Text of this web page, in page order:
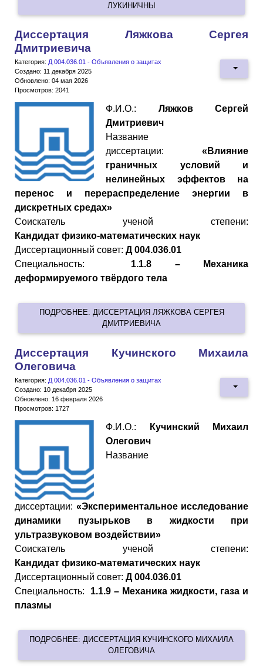
ЛУКИНИЧНЫ
Диссертация Ляжкова Сергея
Дмитриевича
Категория: Д 004.036.01 - Объявления о защитах
Создано: 11 декабря 2025
Обновлено: 04 мая 2026
Просмотров: 2041
Ф.И.О.: Ляжков Сергей
Дмитриевич
Название
диссертации: «Влияние
граничных условий и
нелинейных эффектов на
перенос и перераспределение энергии в
дискретных средах»
Cоискатель ученой степени:
Кандидат физико-математических наук
Диссертационный совет: Д 004.036.01
Специальность: 1.1.8 – Механика
деформируемого твёрдого тела
ПОДРОБНЕЕ: ДИССЕРТАЦИЯ ЛЯЖКОВА СЕРГЕЯ
ДМИТРИЕВИЧА
Диссертация Кучинского Михаила
Олеговича
Категория: Д 004.036.01 - Объявления о защитах
Создано: 10 декабря 2025
Обновлено: 16 февраля 2026
Просмотров: 1727
Ф.И.О.:
Кучинский Михаил
Олегович
Название
диссертации: «Экспериментальное исследование
динамики пузырьков в жидкости при
ультразвуковом воздействии»
Cоискатель ученой степени:
Кандидат физико-математических наук
Диссертационный совет: Д 004.036.01
Специальность: 1.1.9 – Механика жидкости, газа и
плазмы
ПОДРОБНЕЕ: ДИССЕРТАЦИЯ КУЧИНСКОГО МИХАИЛА
ОЛЕГОВИЧА